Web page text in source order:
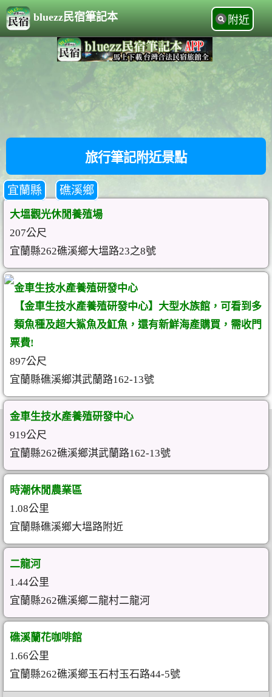
bluezz民宿筆記本 附近
旅行筆記附近景點
宜蘭縣 礁溪鄉
大塭觀光休閒養殖場
207公尺
宜蘭縣262礁溪鄉大塭路23之8號
金車生技水產養殖研發中心
【金車生技水產養殖研發中心】大型水族館，可看到多
類魚種及超大鯊魚及魟魚，還有新鮮海產購買，需收門
票費!
897公尺
宜蘭縣礁溪鄉淇武蘭路162-13號
金車生技水產養殖研發中心
919公尺
宜蘭縣262礁溪鄉淇武蘭路162-13號
時潮休閒農業區
1.08公里
宜蘭縣礁溪鄉大塭路附近
二龍河
1.44公里
宜蘭縣262礁溪鄉二龍村二龍河
礁溪蘭花咖啡館
1.66公里
宜蘭縣262礁溪鄉玉石村玉石路44-5號